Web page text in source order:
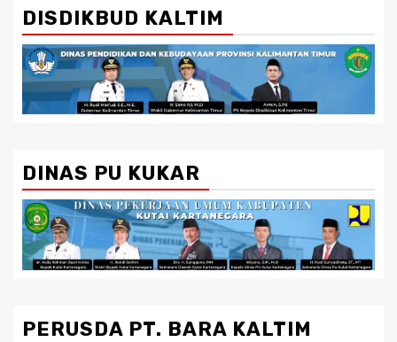
DISDIKBUD KALTIM
DINAS PU KUKAR
PERUSDA PT. BARA KALTIM